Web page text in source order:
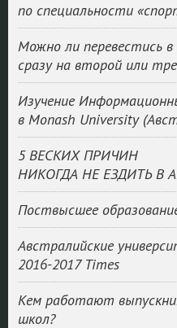
по специальности
Можно ли перевестись
сразу на второй или
Изучение
в Monash University
5 ВЕСКИХ ПРИЧИН
НИКОГДА НЕ ЕЗДИТЬ В
Поствысшее
Австралийские
2016-2017 Times
Кем работают
школ?